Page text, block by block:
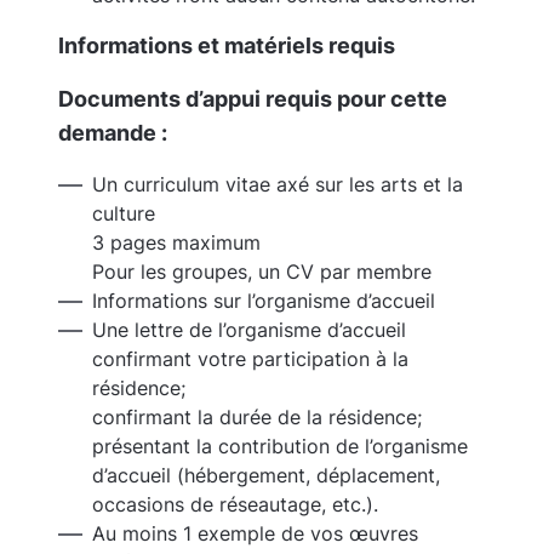
Informations et matériels requis
Documents d’appui requis pour cette
demande :
Un curriculum vitae axé sur les arts et la
culture
3 pages maximum
Pour les groupes, un CV par membre
Informations sur l’organisme d’accueil
Une lettre de l’organisme d’accueil
confirmant votre participation à la
résidence;
confirmant la durée de la résidence;
présentant la contribution de l’organisme
d’accueil (hébergement, déplacement,
occasions de réseautage, etc.).
Au moins 1 exemple de vos œuvres